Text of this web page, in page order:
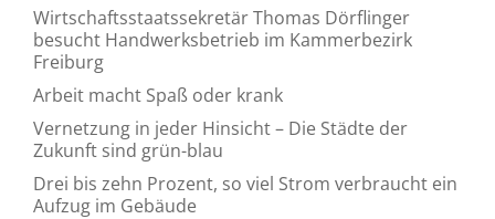
Wirtschaftsstaatssekretär Thomas Dörflinger
besucht Handwerksbetrieb im Kammerbezirk
Freiburg
Arbeit macht Spaß oder krank
Vernetzung in jeder Hinsicht – Die Städte der
Zukunft sind grün-blau
Drei bis zehn Prozent, so viel Strom verbraucht ein
Aufzug im Gebäude